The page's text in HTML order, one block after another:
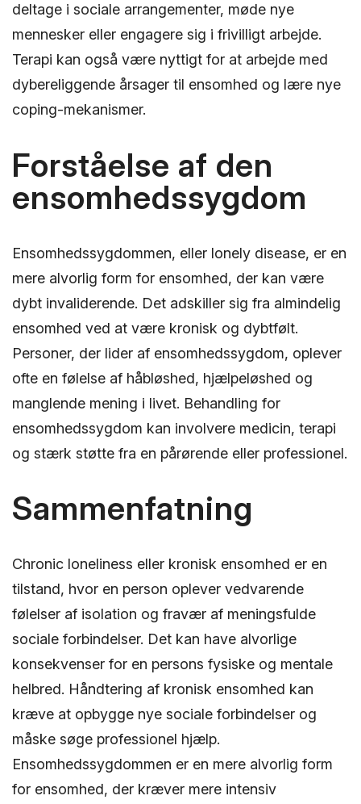
deltage i sociale arrangementer, møde nye
mennesker eller engagere sig i frivilligt arbejde.
Terapi kan også være nyttigt for at arbejde med
dybereliggende årsager til ensomhed og lære nye
coping-mekanismer.
Forståelse af den
ensomhedssygdom
Ensomhedssygdommen, eller lonely disease, er en
mere alvorlig form for ensomhed, der kan være
dybt invaliderende. Det adskiller sig fra almindelig
ensomhed ved at være kronisk og dybtfølt.
Personer, der lider af ensomhedssygdom, oplever
ofte en følelse af håbløshed, hjælpeløshed og
manglende mening i livet. Behandling for
ensomhedssygdom kan involvere medicin, terapi
og stærk støtte fra en pårørende eller professionel.
Sammenfatning
Chronic loneliness eller kronisk ensomhed er en
tilstand, hvor en person oplever vedvarende
følelser af isolation og fravær af meningsfulde
sociale forbindelser. Det kan have alvorlige
konsekvenser for en persons fysiske og mentale
helbred. Håndtering af kronisk ensomhed kan
kræve at opbygge nye sociale forbindelser og
måske søge professionel hjælp.
Ensomhedssygdommen er en mere alvorlig form
for ensomhed, der kræver mere intensiv